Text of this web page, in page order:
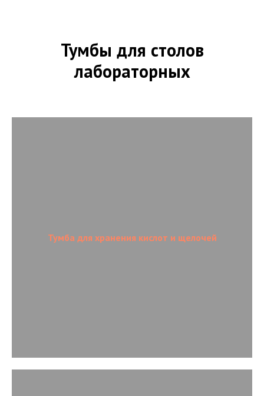
Тумбы для столов
лабораторных
Тумба для хранения кислот и щелочей